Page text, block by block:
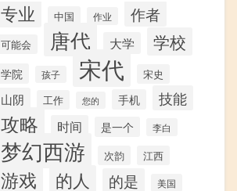
专业 中国 作业 作者
可能会 唐代 大学 学校
学院 孩子 宋代 宋史
山阴 工作 您的 手机 技能
攻略 时间 是一个 李白
梦幻西游 次韵 江西
游戏 的人 的是 美国